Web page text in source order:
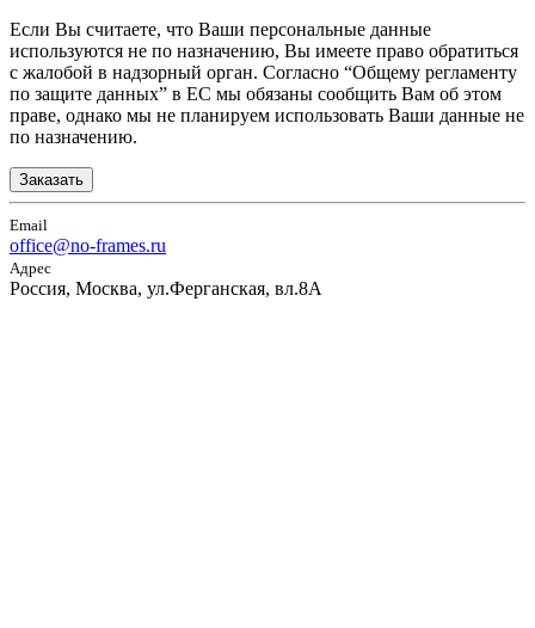
Если Вы считаете, что Ваши персональные данные
используются не по назначению, Вы имеете право обратиться
с жалобой в надзорный орган. Согласно “Общему регламенту
по защите данных” в ЕС мы обязаны сообщить Вам об этом
праве, однако мы не планируем использовать Ваши данные не
по назначению.
Заказать
Email
office@no-frames.ru
Адрес
Россия, Москва, ул.Ферганская, вл.8А